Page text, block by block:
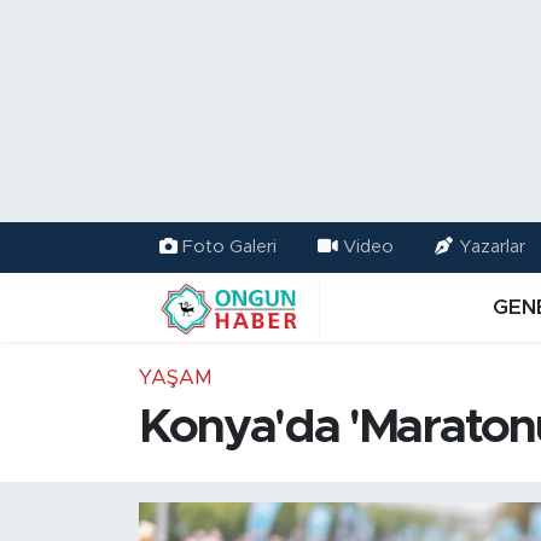
Foto Galeri Video Yazarlar
YAŞAM
Konya'da
Trafik Durumu
TFF 2.Lig Kırmızı Grup Puan Durumu ve Fikstür
Haber Arşivi